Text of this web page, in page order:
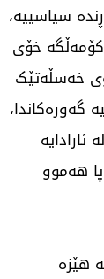
سیاسییە،
خۆی
خەسڵەتێک
گەورەکاندا،
هەموو
هێزە